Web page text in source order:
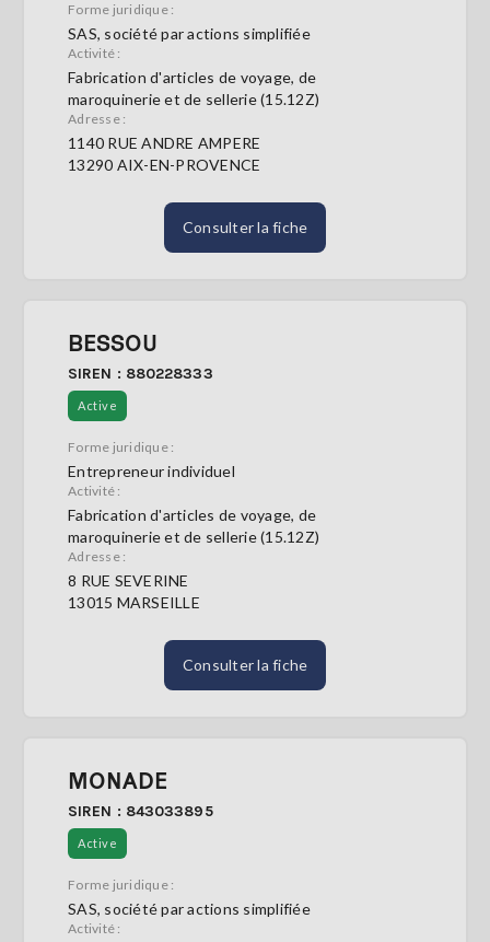
Forme juridique :
SAS, société par actions simplifiée
Activité :
Fabrication d'articles de voyage, de
maroquinerie et de sellerie (15.12Z)
Adresse :
1140 RUE ANDRE AMPERE
13290 AIX-EN-PROVENCE
Consulter la fiche
BESSOU
SIREN : 880228333
Active
Forme juridique :
Entrepreneur individuel
Activité :
Fabrication d'articles de voyage, de
maroquinerie et de sellerie (15.12Z)
Adresse :
8 RUE SEVERINE
13015 MARSEILLE
Consulter la fiche
MONADE
SIREN : 843033895
Active
Forme juridique :
SAS, société par actions simplifiée
Activité :